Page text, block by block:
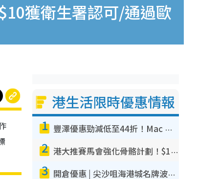
獲衛生署認可/通過歐
港生活限時優惠情報
1 豐澤優惠勁減低至44折！Mac mini/iPhone17Pro大減價！廚房家電$220起
2 港大推賽馬會強化骨骼計劃！$100骨質密度X光檢查 完成免費運動訓練送超市禮券！附參加資格
3 開倉優惠 | 尖沙咀海港城名牌波鞋開倉低至1折！On鞋$899起／Joy&Peace鞋履$98起